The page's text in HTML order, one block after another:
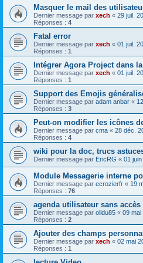
Masquer le mail des
Dernier message par xech « 29 juil.
Réponses : 4
Fatal error
Dernier message par xech « 01 juil.
Réponses : 1
Intégrer Agora Project dans
Dernier message par xech « 01 juil.
Réponses : 1
Support des Emojis
Dernier message par adam anbar «
Réponses : 3
Peut-on modifier les icônes
Dernier message par cma « 28 déc.
Réponses : 4
wiki pour la doc, trucs
Dernier message par EricRG « 01 juin
Module Messagerie interne
Dernier message par ecrozierfr « 19
Réponses : 76
agenda utilisateur sans
Dernier message par olldu85 « 09 mai
Réponses : 2
Ajouter des champs
Dernier message par xech « 02 mai
Réponses : 1